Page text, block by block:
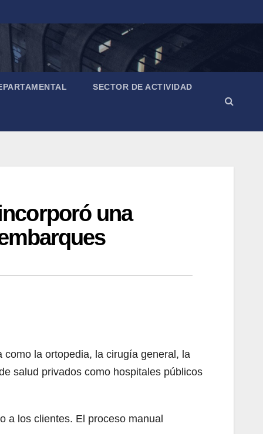
SECTOR DE ACTIVIDAD
una
la ortopedia, la cirugía general, la
salud privados como hospitales públicos
a los clientes. El proceso manual